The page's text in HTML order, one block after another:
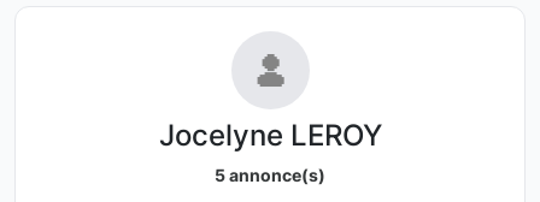
Jocelyne LEROY
5 annonce(s)